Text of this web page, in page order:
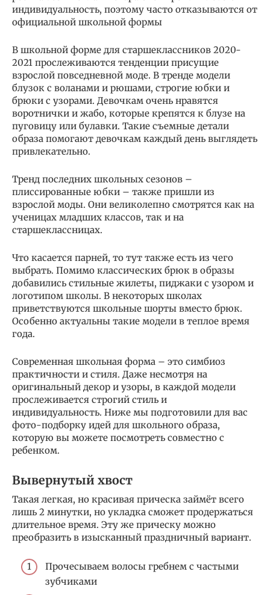
индивидуальность, поэтому часто отказываются от
официальной школьной формы
В школьной форме для старшеклассников 2020-
2021 прослеживаются тенденции присущие
взрослой повседневной моде. В тренде модели
блузок с воланами и рюшами, строгие юбки и
брюки с узорами. Девочкам очень нравятся
воротнички и жабо, которые крепятся к блузе на
пуговицу или булавки. Такие съемные детали
образа помогают девочкам каждый день выглядеть
привлекательно.
Тренд последних школьных сезонов –
плиссированные юбки – также пришли из
взрослой моды. Они великолепно смотрятся как на
ученицах младших классов, так и на
старшеклассницах.
Что касается парней, то тут также есть из чего
выбрать. Помимо классических брюк в образы
добавились стильные жилеты, пиджаки с узором и
логотипом школы. В некоторых школах
приветствуются школьные шорты вместо брюк.
Особенно актуальны такие модели в теплое время
года.
Современная школьная форма – это симбиоз
практичности и стиля. Даже несмотря на
оригинальный декор и узоры, в каждой модели
прослеживается строгий стиль и
индивидуальность. Ниже мы подготовили для вас
фото-подборку идей для школьного образа,
которую вы можете посмотреть совместно с
ребенком.
Вывернутый хвост
Такая легкая, но красивая прическа займёт всего
лишь 2 минутки, но укладка сможет продержаться
длительное время. Эту же прическу можно
преобразить в изысканный праздничный вариант.
Прочесываем волосы гребнем с частыми
зубчиками